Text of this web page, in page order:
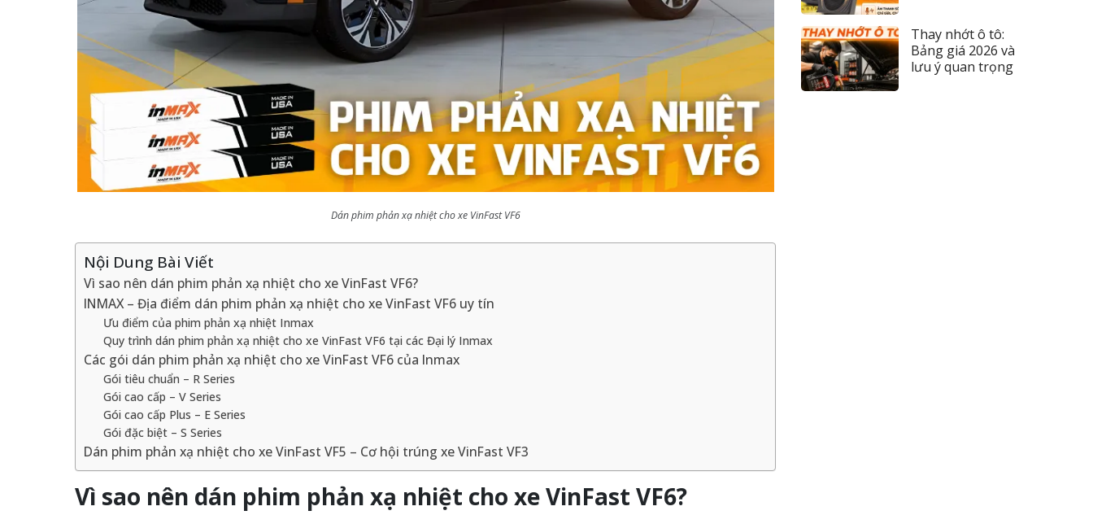
Dán phim phản xạ nhiệt cho xe VinFast VF6
Nội Dung Bài Viết
Vì sao nên dán phim phản xạ nhiệt cho xe VinFast VF6?
INMAX – Địa điểm dán phim phản xạ nhiệt cho xe VinFast VF6 uy tín
Ưu điểm của phim phản xạ nhiệt Inmax
Quy trình dán phim phản xạ nhiệt cho xe VinFast VF6 tại các Đại lý Inmax
Các gói dán phim phản xạ nhiệt cho xe VinFast VF6 của Inmax
Gói tiêu chuẩn – R Series
Gói cao cấp – V Series
Gói cao cấp Plus – E Series
Gói đặc biệt – S Series
Dán phim phản xạ nhiệt cho xe VinFast VF5 – Cơ hội trúng xe VinFast VF3
Vì sao nên dán phim phản xạ nhiệt cho xe VinFast VF6?
Thay nhớt ô tô:
Bảng giá 2026 và
lưu ý quan trọng